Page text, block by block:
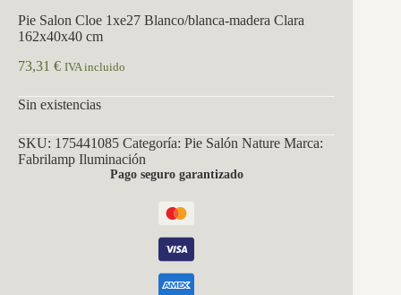
Pie Salon Cloe 1xe27 Blanco/blanca-madera Clara
162x40x40 cm
73,31 € IVA incluido
Sin existencias
SKU: 175441085 Categoría: Pie Salón Nature Marca:
Fabrilamp Iluminación
Pago seguro garantizado